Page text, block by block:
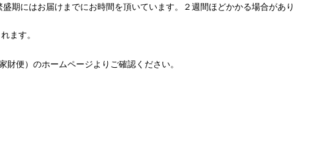
期にはお届けまでにお時間を頂いています。２週間ほどかかる場合があり
ます。
財便） のホームページよりご確認ください。